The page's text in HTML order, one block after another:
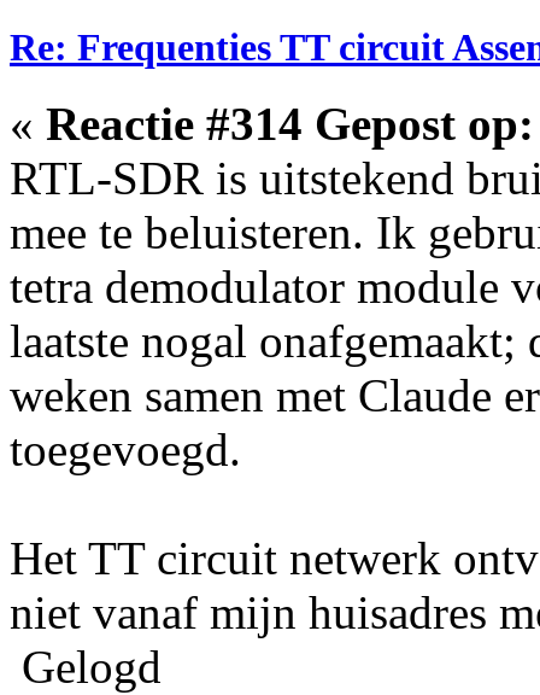
Re: Frequenties TT circuit
« Reactie #314 Gepost op:
RTL-SDR is uitstekend
mee te beluisteren. Ik
tetra demodulator module
laatste nogal onafgemaakt;
weken samen met Claude
toegevoegd.
Het TT circuit netwerk
niet vanaf mijn huisadres
Gelogd